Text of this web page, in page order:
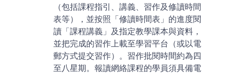
（包括課程指引、講義、習作及修讀時間
表等），並按照「修讀時間表」的進度閱
讀「課程講義」及指定教學課本與資料，
並把完成的習作上載至學習平台（或以電
郵方式提交習作）。習作批閱時間約為四
至八星期。報讀網絡課程的學員須具備電